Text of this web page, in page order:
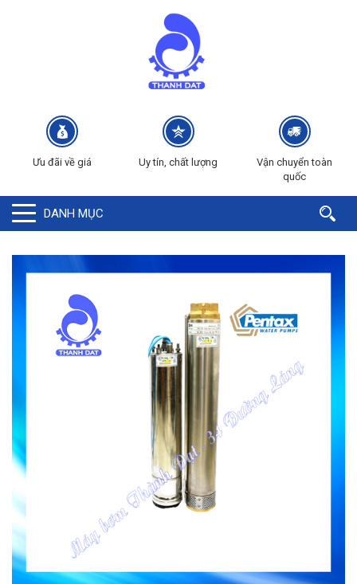
Ưu đãi về giá Uy tín, chất lượng
Vận chuyển toàn
quốc
DANH MỤC